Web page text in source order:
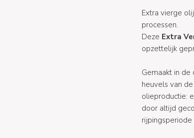
Extra vierge
processen.
Deze Extra
opzettelijk
Gemaakt in de
heuvels van
olieproductie:
door altijd
rijpingsperiode